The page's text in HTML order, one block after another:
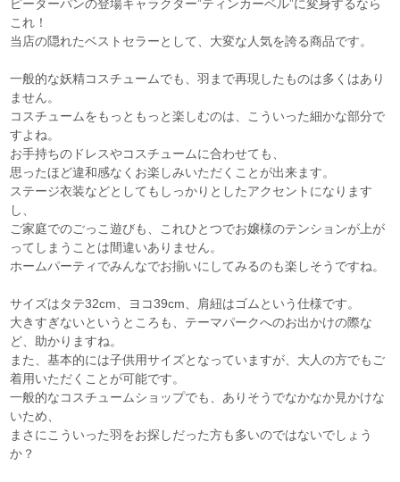
ピーターパンの登場キャラクター”ティンカーベル”に変身するなら
これ！
当店の隠れたベストセラーとして、大変な人気を誇る商品です。
一般的な妖精コスチュームでも、羽まで再現したものは多くはあり
ません。
コスチュームをもっともっと楽しむのは、こういった細かな部分で
すよね。
お手持ちのドレスやコスチュームに合わせても、
思ったほど違和感なくお楽しみいただくことが出来ます。
ステージ衣装などとしてもしっかりとしたアクセントになります
し、
ご家庭でのごっこ遊びも、これひとつでお嬢様のテンションが上が
ってしまうことは間違いありません。
ホームパーティでみんなでお揃いにしてみるのも楽しそうですね。
サイズはタテ32cm、ヨコ39cm、肩紐はゴムという仕様です。
大きすぎないというところも、テーマパークへのお出かけの際な
ど、助かりますね。
また、基本的には子供用サイズとなっていますが、大人の方でもご
着用いただくことが可能です。
一般的なコスチュームショップでも、ありそうでなかなか見かけな
いため、
まさにこういった羽をお探しだった方も多いのではないでしょう
か？